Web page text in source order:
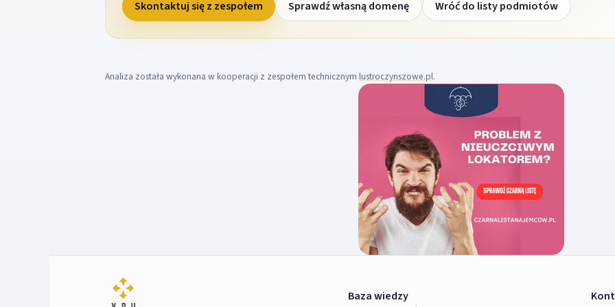
Skontaktuj się z zespołem Sprawdź własną domenę Wróć do listy podmiotów
Analiza została wykonana w kooperacji z zespołem technicznym lustroczynszowe.pl.
Baza wiedzy